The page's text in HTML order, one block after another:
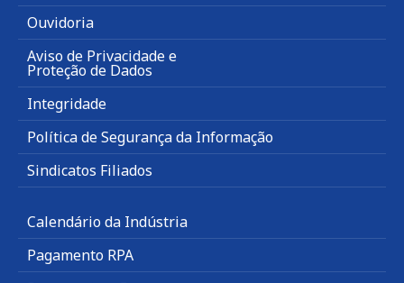
Ouvidoria
Aviso de Privacidade e
Proteção de Dados
Integridade
Política de Segurança da Informação
Sindicatos Filiados
Calendário da Indústria
Pagamento RPA